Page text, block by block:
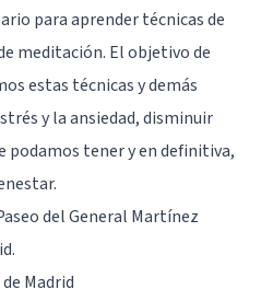
para aprendertécnicas de
meditación. El objetivo de
estas técnicas y demás
y la ansiedad, disminuir
podamos tener y en definitiva,
del General Martínez
Madrid